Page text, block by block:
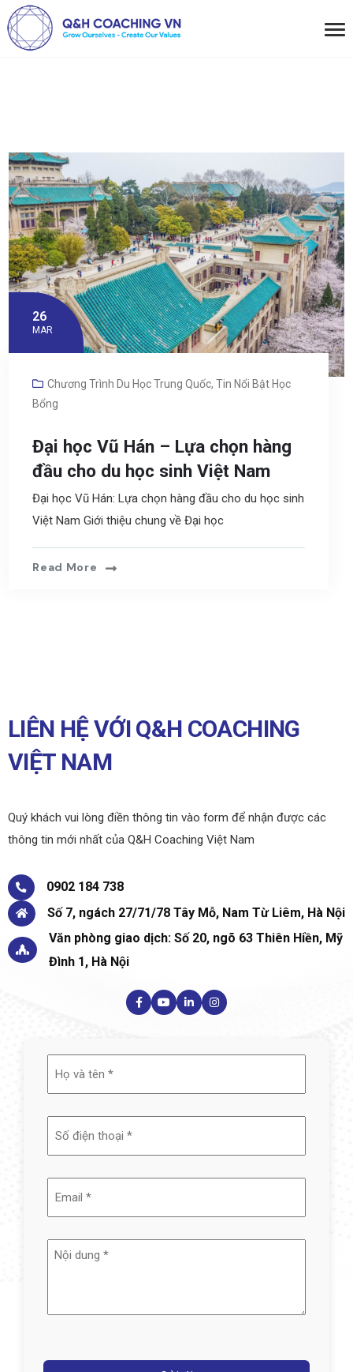
26
MAR
Chương Trình Du Học Trung Quốc,Tin Nổi Bật Học
Bổng
Đại học Vũ Hán – Lựa chọn hàng
đầu cho du học sinh Việt Nam
Đại học Vũ Hán: Lựa chọn hàng đầu cho du học sinh
Việt Nam Giới thiệu chung về Đại học
Read More
LIÊN HỆ VỚI Q&H COACHING
VIỆT NAM
Quý khách vui lòng điền thông tin vào form để nhận được các
thông tin mới nhất của Q&H Coaching Việt Nam
0902 184 738
Số 7, ngách 27/71/78 Tây Mỗ, Nam Từ Liêm, Hà Nội
Văn phòng giao dịch: Số 20, ngõ 63 Thiên Hiền, Mỹ
Đình 1, Hà Nội
(Required)
Nội